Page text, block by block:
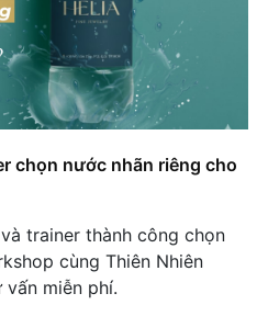
in logo: Giải pháp
ấn tượng
Giao Dịch Gặp Gỡ
nước nhãn riêng
thương hiệu
Thương Hiệu Bằng
Tran.
DỊCH VỤ NƯỚC
chọn nước nhãn riêng cho
trainer thành công chọn
cùng Thiên Nhiên
miễn phí.